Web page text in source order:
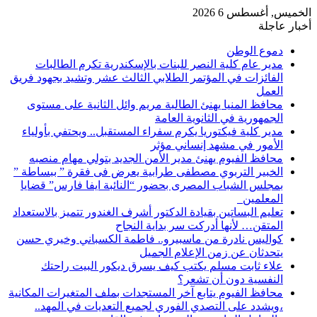
الخميس, أغسطس 6 2026
أخبار عاجلة
دموع الوطن
مدير عام كلية النصر للبنات بالإسكندرية تكرم الطالبات
الفائزات في المؤتمر الطلابي الثالث عشر وتشيد بجهود فريق
العمل
محافظ المنيا يهنئ الطالبة مريم وائل الثانية على مستوى
الجمهورية في الثانوية العامة
مدير كلية فيكتوريا يكرم سفراء المستقبل.. ويحتفي بأولياء
الأمور في مشهد إنساني مؤثر
محافظ الفيوم يهنئ مدير الأمن الجديد بتولي مهام منصبه
الخبير التربوي مصطفى طرابية يعرض فى فقرة ” ببساطة ”
بمجلس الشباب المصرى بحضور “النائبة ايفا فارس” قضايا
المعلمين
تعليم البساتين بقيادة الدكتور أشرف الغندور تتميز بالاستعداد
المتقن… لأنها أدركت سر بداية النجاح
كواليس نادرة من ماسبيرو.. فاطمة الكسباني وخيري حسن
يتحدثان عن زمن الإعلام الجميل
علاء ثابت مسلم يكتب كيف يسرق ديكور البيت راحتك
النفسية دون أن تشعر؟
محافظ الفيوم يتابع آخر المستجدات بملف المتغيرات المكانية
،ويشدد على التصدي الفوري لجميع التعديات في المهد..